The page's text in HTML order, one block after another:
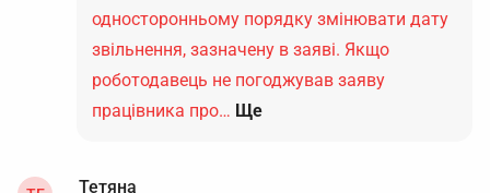
односторонньому порядку змінювати дату
звільнення, зазначену в заяві. Якщо
роботодавець не погоджував заяву
працівника про… Ще
Тетяна